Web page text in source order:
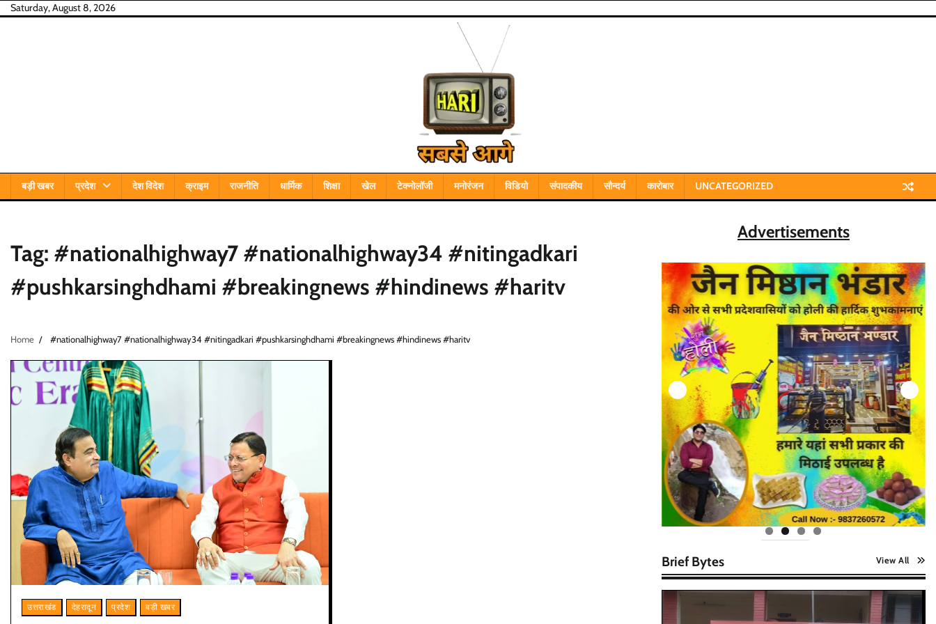
SkipSaturday, August 8, 2026
बड़ी खबर प्रदेश देश विदेश क्राइम राजनीति धार्मिक शिक्षा खेल टेक्नोलॉजी मनोरंजन विडियो संपादकीय सौन्दर्य कारोबार UNCATEGORIZED
Tag: #nationalhighway7 #nationalhighway34 #nitingadkari
#pushkarsinghdhami #breakingnews #hindinews #haritv
Home #nationalhighway7 #nationalhighway34 #nitingadkari #pushkarsinghdhami #breakingnews #hindinews #haritv
उत्तराखंड देहरादून प्रदेश बड़ी खबर
Advertisements
Brief Bytes View All